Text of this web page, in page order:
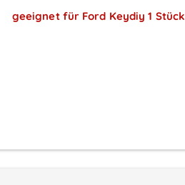
geeignet für Ford Keydiy 1 Stück